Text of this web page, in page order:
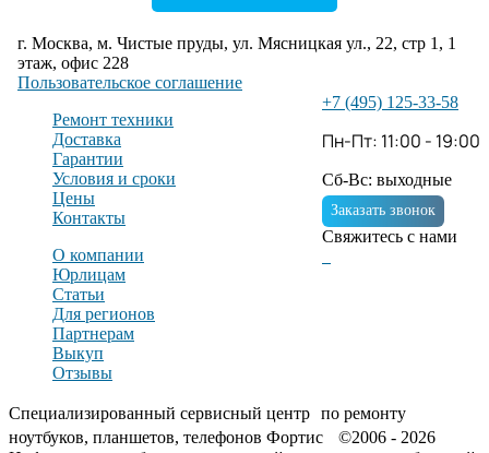
г. Москва, м. Чистые пруды, ул. Мясницкая ул., 22, стр 1, 1
этаж, офис 228
Пользовательское соглашение
Ремонт техники
Доставка
Гарантии
Условия и сроки
Цены
Контакты
О компании
Юрлицам
Статьи
Для регионов
Партнерам
Выкуп
Отзывы
+7 (495) 125-33-58
Пн-Пт: 11:00 - 19:00
Сб-Вс: выходные
Заказать звонок
Свяжитесь с нами
Специализированный сервисный центр по ремонту
ноутбуков, планшетов, телефонов Фортис ©2006 - 2026